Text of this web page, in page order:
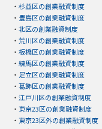
・ 杉並区の創業融資制度
・ 豊島区の創業融資制度
・ 北区の創業融資制度
・ 荒川区の創業融資制度
・ 板橋区の創業融資制度
・ 練馬区の創業融資制度
・ 足立区の創業融資制度
・ 葛飾区の創業融資制度
・ 江戸川区の創業融資制度
・ 東京23区の創業融資制度
・ 東京23区外の創業融資制度